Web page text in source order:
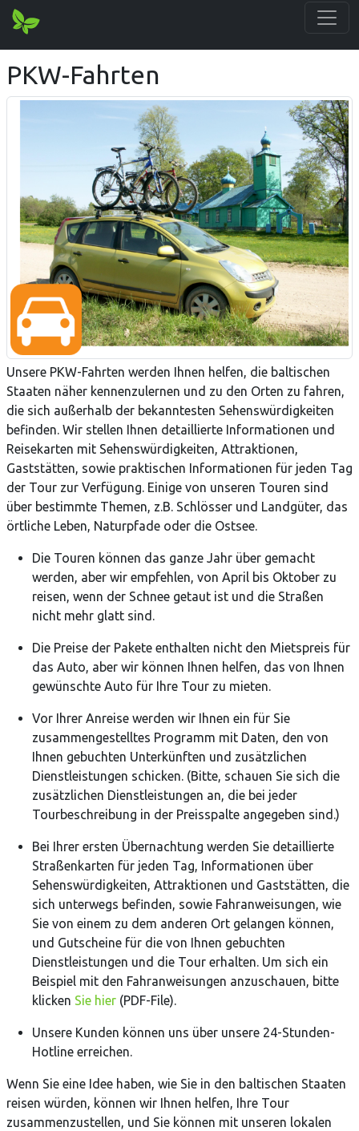
PKW-Fahrten
Unsere PKW-Fahrten werden Ihnen helfen, die baltischen
Staaten näher kennenzulernen und zu den Orten zu fahren,
die sich außerhalb der bekanntesten Sehenswürdigkeiten
befinden. Wir stellen Ihnen detaillierte Informationen und
Reisekarten mit Sehenswürdigkeiten, Attraktionen,
Gaststätten, sowie praktischen Informationen für jeden Tag
der Tour zur Verfügung. Einige von unseren Touren sind
über bestimmte Themen, z.B. Schlösser und Landgüter, das
örtliche Leben, Naturpfade oder die Ostsee.
Die Touren können das ganze Jahr über gemacht
werden, aber wir empfehlen, von April bis Oktober zu
reisen, wenn der Schnee getaut ist und die Straßen
nicht mehr glatt sind.
Die Preise der Pakete enthalten nicht den Mietspreis für
das Auto, aber wir können Ihnen helfen, das von Ihnen
gewünschte Auto für Ihre Tour zu mieten.
Vor Ihrer Anreise werden wir Ihnen ein für Sie
zusammengestelltes Programm mit Daten, den von
Ihnen gebuchten Unterkünften und zusätzlichen
Dienstleistungen schicken. (Bitte, schauen Sie sich die
zusätzlichen Dienstleistungen an, die bei jeder
Tourbeschreibung in der Preisspalte angegeben sind.)
Bei Ihrer ersten Übernachtung werden Sie detaillierte
Straßenkarten für jeden Tag, Informationen über
Sehenswürdigkeiten, Attraktionen und Gaststätten, die
sich unterwegs befinden, sowie Fahranweisungen, wie
Sie von einem zu dem anderen Ort gelangen können,
und Gutscheine für die von Ihnen gebuchten
Dienstleistungen und die Tour erhalten. Um sich ein
Beispiel mit den Fahranweisungen anzuschauen, bitte
klicken Sie hier (PDF-File).
Unsere Kunden können uns über unsere 24-Stunden-
Hotline erreichen.
Wenn Sie eine Idee haben, wie Sie in den baltischen Staaten
reisen würden, können wir Ihnen helfen, Ihre Tour
zusammenzustellen, und Sie können mit unseren lokalen